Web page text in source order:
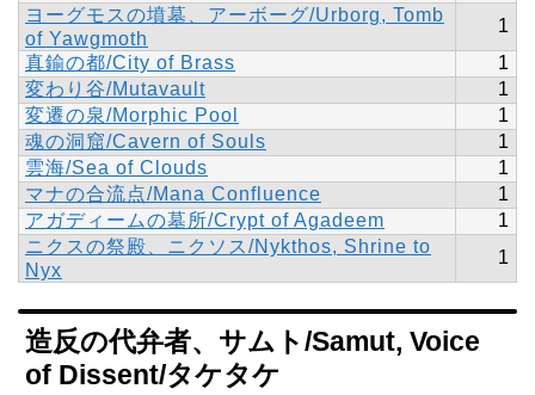
ヨーグモスの墳墓、アーボーグ/Urborg, Tomb
of Yawgmoth
1
真鍮の都/City of Brass
1
変わり谷/Mutavault
1
変遷の泉/Morphic Pool
1
魂の洞窟/Cavern of Souls
1
雲海/Sea of Clouds
1
マナの合流点/Mana Confluence
1
アガディームの墓所/Crypt of Agadeem
1
ニクスの祭殿、ニクソス/Nykthos, Shrine to
Nyx
1
造反の代弁者、サムト/Samut, Voice
of Dissent/タケタケ